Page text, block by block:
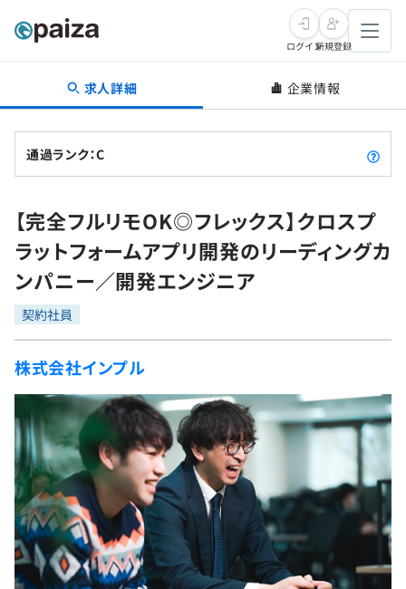
転職・キャリア
転職成功ガイド
転職エージェント
インタビュー
転職成功ガイド
新卒就活
求人検索
本選考
インターン
新卒エージェント
イベント・セミナー
インタビュー
就活成功ガイド
学習
問題集
4択課題
ナレッジ
リファレンス
プラン
個人向けプラン
プログラミング言語
評価結果一覧
再チャレンジ結果一覧
ゲーム・マンガ
Tech Team Journal
paiza times
note
paizaとは？
ログイン新規登録
求人詳細 企業情報
通過ランク：C
【完全フルリモOK◎フレックス】クロスプ
ラットフォームアプリ開発のリーディングカ
ンパニー／開発エンジニア
契約社員
株式会社インプル